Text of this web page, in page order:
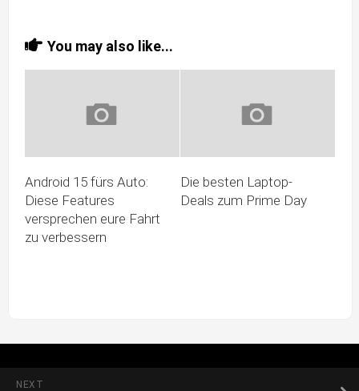
You may also like...
Android 15 fürs Auto:
Diese Features
versprechen eure Fahrt
zu verbessern
Die besten Laptop-
Deals zum Prime Day
NEXT